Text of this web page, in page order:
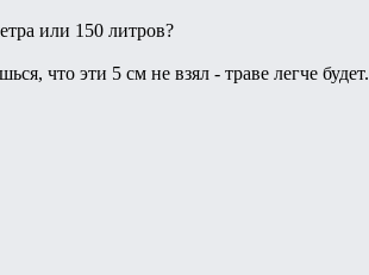
или 150 литров?
что эти 5 см не взял - траве легче будет.